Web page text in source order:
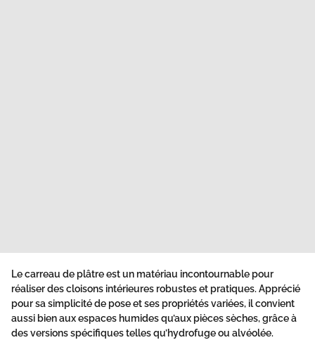
Le carreau de plâtre est un matériau incontournable pour
réaliser des cloisons intérieures robustes et pratiques. Apprécié
pour sa simplicité de pose et ses propriétés variées, il convient
aussi bien aux espaces humides qu’aux pièces sèches, grâce à
des versions spécifiques telles qu’hydrofuge ou alvéolée.